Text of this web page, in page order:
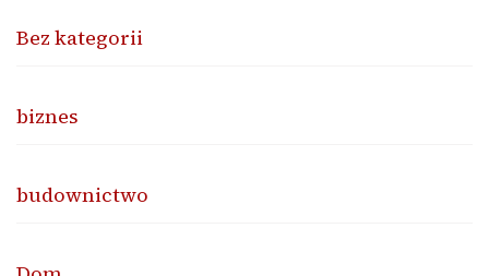
Bez kategorii
biznes
budownictwo